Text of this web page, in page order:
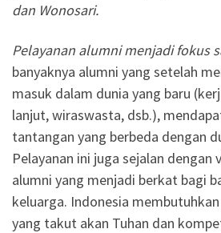
dan Wonosari.
Pelayanan alumni menjadi fokus
banyaknya alumni yang setelah
masuk dalam dunia yang baru
lanjut, wiraswasta, dsb.),
tantangan yang berbeda dengan
Pelayanan ini juga sejalan dengan
alumni yang menjadi berkat bagi
keluarga. Indonesia
yang takut akan Tuhan dan